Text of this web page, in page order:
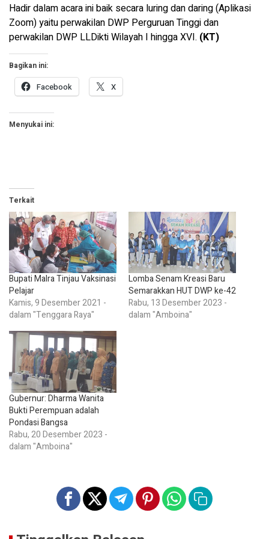
Hadir dalam acara ini baik secara luring dan daring (Aplikasi
Zoom) yaitu perwakilan DWP Perguruan Tinggi dan
perwakilan DWP LLDikti Wilayah I hingga XVI. (KT)
Bagikan ini:
Facebook X
Menyukai ini:
Terkait
Bupati Malra Tinjau Vaksinasi
Pelajar
Kamis, 9 Desember 2021 -
dalam "Tenggara Raya"
Lomba Senam Kreasi Baru
Semarakkan HUT DWP ke-42
Rabu, 13 Desember 2023 -
dalam "Amboina"
Gubernur: Dharma Wanita
Bukti Perempuan adalah
Pondasi Bangsa
Rabu, 20 Desember 2023 -
dalam "Amboina"